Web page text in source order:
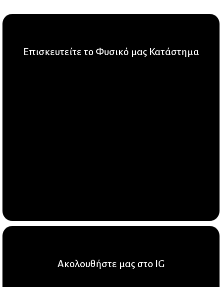
Επισκευτείτε το Φυσικό μας Κατάστημα
Ακολουθήστε μας στο IG